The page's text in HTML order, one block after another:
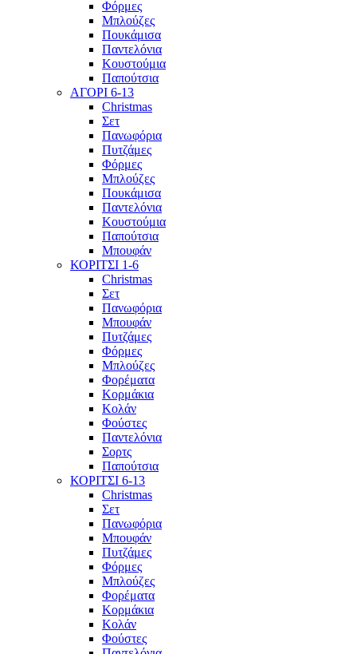
Φόρμες
Μπλούζες
Πουκάμισα
Παντελόνια
Κουστούμια
Παπούτσια
ΑΓΟΡΙ 6-13
Christmas
Σετ
Πανωφόρια
Πυτζάμες
Φόρμες
Μπλούζες
Πουκάμισα
Παντελόνια
Κουστούμια
Παπούτσια
Μπουφάν
ΚΟΡΙΤΣΙ 1-6
Christmas
Σετ
Πανωφόρια
Μπουφάν
Πυτζάμες
Φόρμες
Μπλούζες
Φορέματα
Κορμάκια
Κολάν
Φούστες
Παντελόνια
Σορτς
Παπούτσια
ΚΟΡΙΤΣΙ 6-13
Christmas
Σετ
Πανωφόρια
Μπουφάν
Πυτζάμες
Φόρμες
Μπλούζες
Φορέματα
Κορμάκια
Κολάν
Φούστες